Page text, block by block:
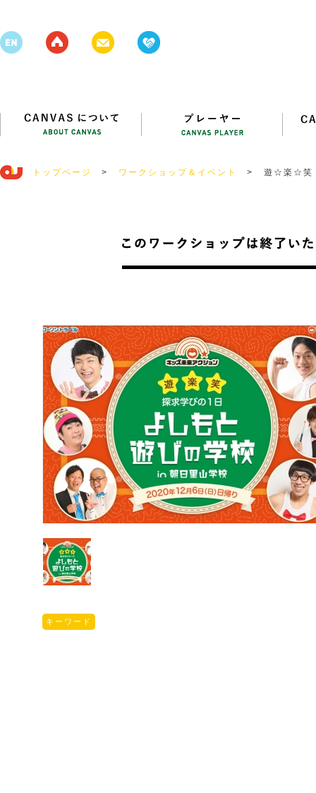
トップページ > ワークショップ＆イベント > 遊☆楽☆笑
キーワード